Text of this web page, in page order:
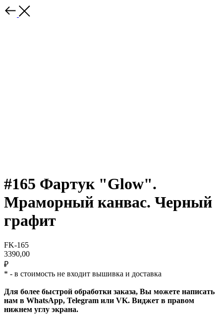
#165 Фартук "Glow".
Мраморный канвас. Черный
графит
FK-165
3390,00
₽
* - в стоимость не входит вышивка и доставка
Для более быстрой обработки заказа, Вы можете написать
нам в WhatsApp, Telegram или VK. Виджет в правом
нижнем углу экрана.